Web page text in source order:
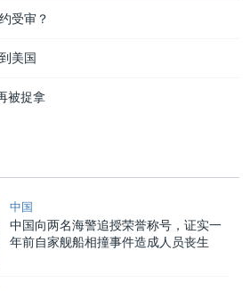
受审？
美国
被捉拿
中国
中国向两名海警追授荣誉称号，证实一
年前自家舰船相撞事件造成人员丧生